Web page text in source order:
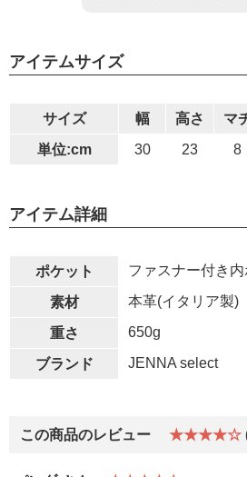
アイテムサイズ
サイズ 幅 高さ
マ
単位:cm
30 23 8
アイテム詳細
ポケット ファスナー付き
素材 本革(イタリア製)
重さ 650g
ブランド JENNA select
この商品のレビュー ★★★★☆